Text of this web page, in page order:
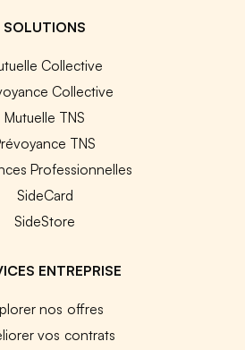
SOLUTIONS
Collective
Collective
Mutuelle TNS
TNS
Professionnelles
SideCard
SideStore
ENTREPRISE
nos offres
vos contrats